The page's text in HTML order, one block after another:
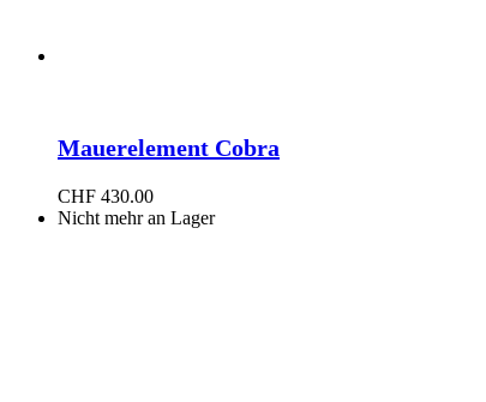
Mauerelement Cobra
CHF 430.00
Nicht mehr an Lager